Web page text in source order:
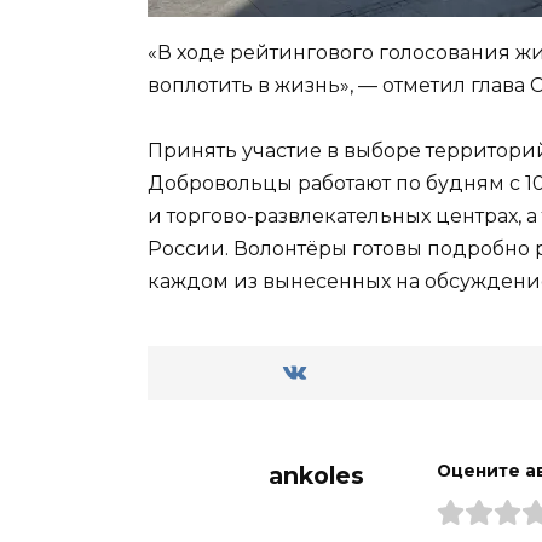
«В ходе рейтингового голосования
воплотить в жизнь», — отметил
Принять участие в выборе
Добровольцы работают по будням с
и торгово-развлекательных
России. Волонтёры готовы подробно
каждом из вынесенных на
ankoles Оцените